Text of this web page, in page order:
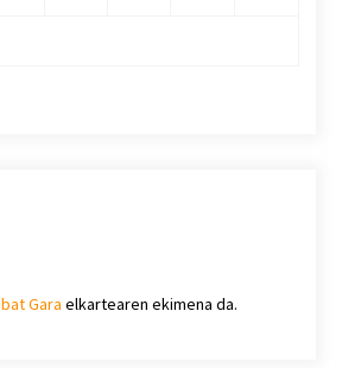
Gara elkartearen ekimena da.